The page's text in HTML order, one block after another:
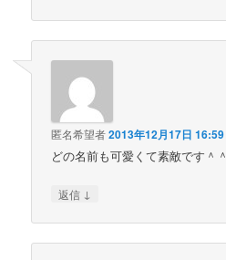
匿名希望者2013年12月17日 16:59
どの名前も可愛くて素敵です＾＾
返信 ↓